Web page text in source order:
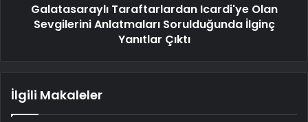
Galatasaraylı Taraftarlardan Icardi'ye Olan
Sevgilerini Anlatmaları Sorulduğunda İlginç
Yanıtlar Çıktı
İlgili Makaleler